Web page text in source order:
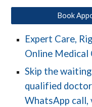
Book
Expert Care,
Online
Skip the
qualified
WhatsApp call,